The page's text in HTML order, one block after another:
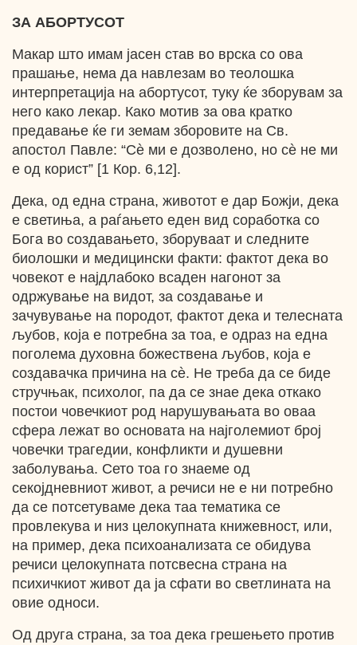
ЗА АБОРТУСОТ
Макар што имам јасен став во врска со ова
прашање, нема да навлезам во теолошка
интерпретација на абортусот, туку ќе зборувам за
него како лекар. Како мотив за ова кратко
предавање ќе ги земам зборовите на Св.
апостол Павле: “Сѐ ми е дозволено, но сѐ не ми
е од корист” [1 Кор. 6,12].
Дека, од една страна, животот е дар Божји, дека
е светиња, а раѓањето еден вид соработка со
Бога во создавањето, зборуваат и следните
биолошки и медицински факти: фактот дека во
човекот е најдлабоко всаден нагонот за
одржување на видот, за создавање и
зачувување на породот, фактот дека и телесната
љубов, која е потребна за тоа, е одраз на една
поголема духовна божествена љубов, која е
создавачка причина на сѐ. Не треба да се биде
стручњак, психолог, па да се знае дека откако
постои човечкиот род нарушувањата во оваа
сфера лежат во основата на најголемиот број
човечки трагедии, конфликти и душевни
заболувања. Сето тоа го знаеме од
секојдневниот живот, а речиси не е ни потребно
да се потсетуваме дека таа тематика се
провлекува и низ целокупната книжевност, или,
на пример, дека психоанализата се обидува
речиси целокупната потсвесна страна на
психичкиот живот да ја сфати во светлината на
овие односи.
Од друга страна, за тоа дека грешењето против